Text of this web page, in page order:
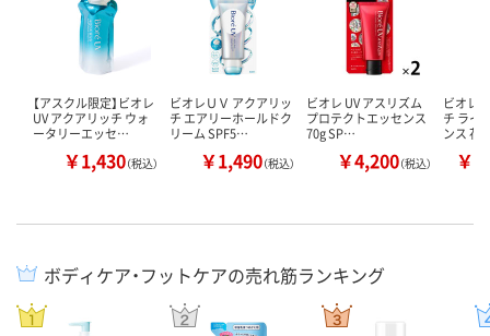
【アスクル限定】ビオレ
UV アクアリッチ ウォ
ータリーエッセ…
￥1,430（税込）
ビオレＵＶ アクアリッ
チ エアリーホールドク
リーム SPF5…
￥1,490（税込）
ビオレ UV アスリズム
プロテクトエッセンス
70g SP…
￥4,200（税込）
ビオレ
チ ライ
ンス 花
￥
ボディケア・フットケアの売れ筋ランキング